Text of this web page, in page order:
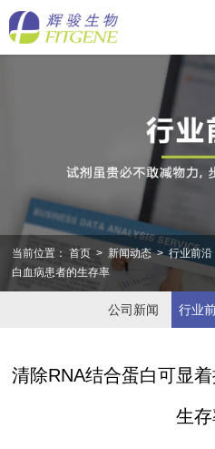
当前位置： 首页 > 新闻动态 > 行业前沿
白血病患者的生存率
公司新闻 行业
清除RNA结合蛋白可显
生